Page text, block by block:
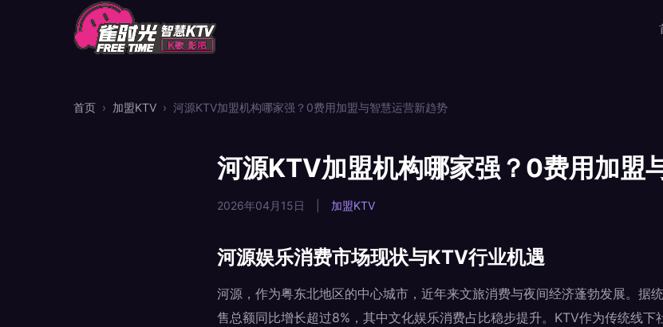
首页 › 加盟KTV › 河源KTV加盟机构哪家强？0费用加盟与智慧运营新趋势
河源KTV加盟机构哪家强？0费用加盟
2026年04月15日 加盟KTV
河源娱乐消费市场现状与KTV行业机遇
河源，作为粤东北地区的中心城市，近年来文旅消费与夜间经济蓬勃发展。据
售总额同比增长超过8%，其中文化娱乐消费占比稳步提升。KTV作为传统线下